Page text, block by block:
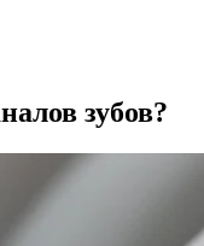
зубов?